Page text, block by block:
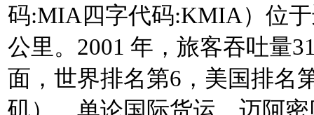
码:MIA四字代码:KMIA）位
公里。2001 年，旅客吞吐量
面，世界排名第6，美国排名
矶）。单论国际货运，迈阿